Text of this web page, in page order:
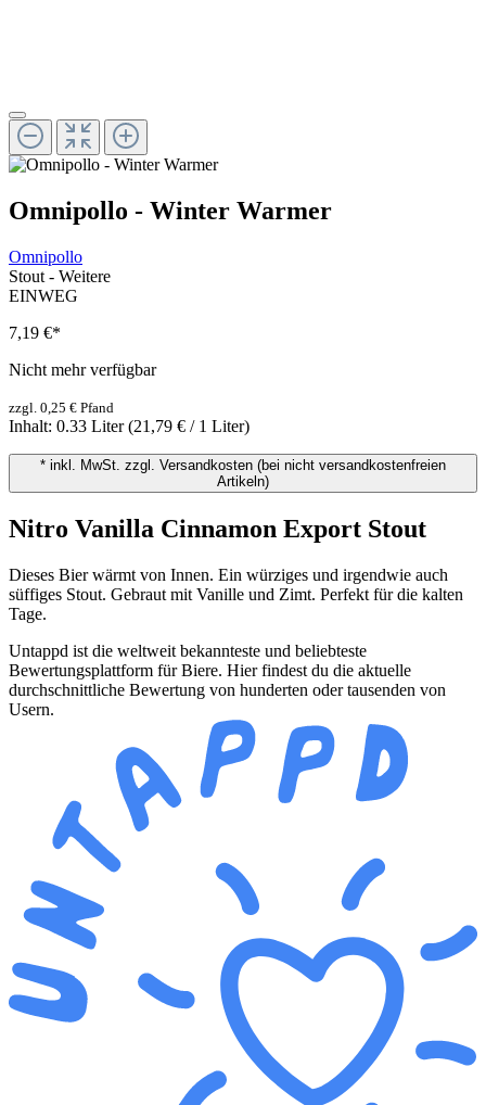
Omnipollo - Winter Warmer
Omnipollo
Stout - Weitere
EINWEG
7,19 €*
Nicht mehr verfügbar
zzgl. 0,25 € Pfand
Inhalt: 0.33 Liter(21,79 € / 1 Liter)
* inkl. MwSt. zzgl. Versandkosten (bei nicht versandkostenfreien
Artikeln)
Nitro Vanilla Cinnamon Export Stout
Dieses Bier wärmt von Innen. Ein würziges und irgendwie auch
süffiges Stout. Gebraut mit Vanille und Zimt. Perfekt für die kalten
Tage.
Untappd ist die weltweit bekannteste und beliebteste
Bewertungsplattform für Biere. Hier findest du die aktuelle
durchschnittliche Bewertung von hunderten oder tausenden von
Usern.